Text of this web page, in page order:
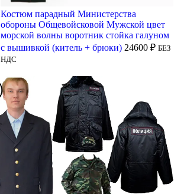
Костюм парадный Министерства
обороны Общевойсковой Мужской цвет
морской волны воротник стойка галуном
с вышивкой (китель + брюки) 24600 ₽ БЕЗ
НДС